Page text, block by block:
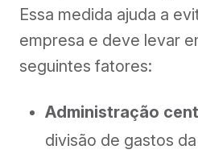
Essa medida ajuda a
empresa e deve levar
seguintes fatores:
Administração
divisão de gastos